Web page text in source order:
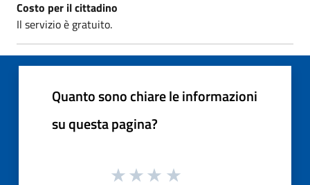
Costo per il cittadino
Il servizio è gratuito.
Quanto sono chiare le informazioni
su questa pagina?